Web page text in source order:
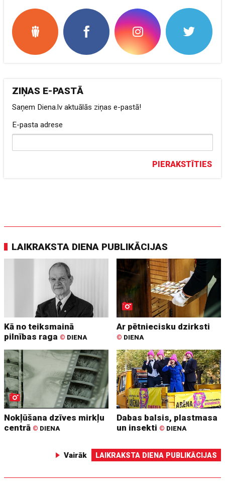
ZIŅAS E-PASTĀ
Saņem Diena.lv aktuālās ziņas e-pastā!
E-pasta adrese
PIERAKSTĪTIES
LAIKRAKSTA DIENA PUBLIKĀCIJAS
Kā no teiksmainā
pilnības raga © DIENA
Ar pētniecisku dzirksti
© DIENA
Nokļūšana dzīves mirkļu
centrā © DIENA
Dabas balsis, plastmasa
un insekti © DIENA
Vairāk LAIKRAKSTA DIENA PUBLIKĀCIJAS